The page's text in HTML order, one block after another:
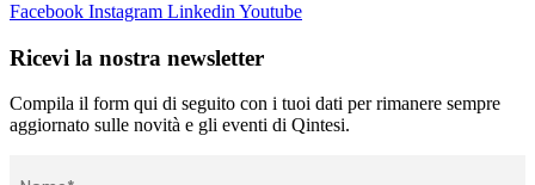
Facebook Instagram Linkedin Youtube
Ricevi la nostra newsletter
Compila il form qui di seguito con i tuoi dati per rimanere sempre
aggiornato sulle novità e gli eventi di Qintesi.